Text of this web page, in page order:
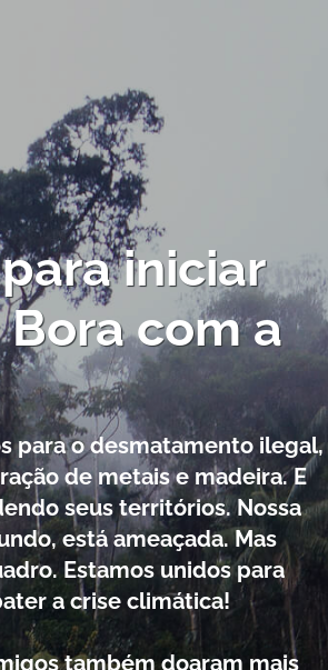
iniciar
com a
para o desmatamento ilegal,
de metais e madeira. E
seus territórios. Nossa
está ameaçada. Mas
Estamos unidos para
a crise climática!
também doaram mais